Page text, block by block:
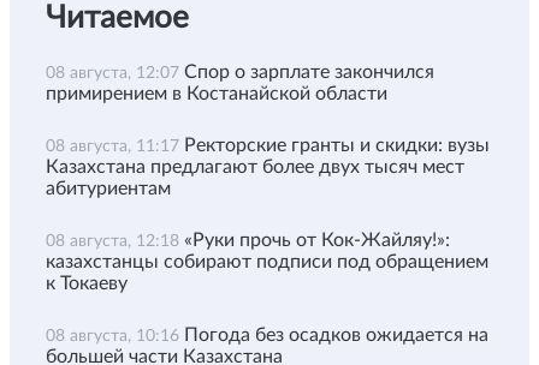
Читаемое
08 августа, 12:07 Спор о зарплате закончился
примирением в Костанайской области
08 августа, 11:17 Ректорские гранты и скидки: вузы
Казахстана предлагают более двух тысяч мест
абитуриентам
08 августа, 12:18 «Руки прочь от Кок-Жайляу!»:
казахстанцы собирают подписи под обращением
к Токаеву
08 августа, 10:16 Погода без осадков ожидается на
большей части Казахстана